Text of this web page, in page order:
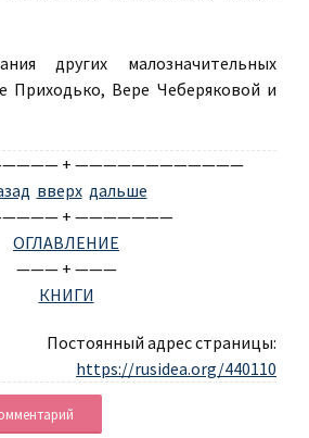
других малозначительных
Приходько, Вере Чеберяковой и
+ ————————————
вверх дальше
+ ———————
ОГЛАВЛЕНИЕ
——— + ———
КНИГИ
Постоянный адрес страницы:
https://rusidea.org/440110